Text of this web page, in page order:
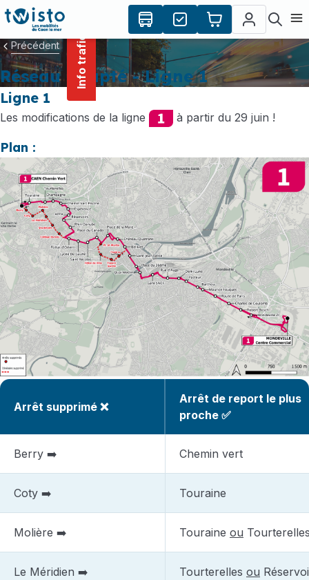
principal
Info trafic
Précédent
Réseau adapté - Ligne 1
Ligne 1
Les modifications de la ligne à partir du 29 juin !
Plan :
Arrêt supprimé ❌
Arrêt de report le plus
proche ✅
Berry ➡️ Chemin vert
Coty ➡️ Touraine
Molière ➡️ Touraine ou
Le Méridien ➡️ Tourterelles ou
Panneau de gestion des cookies